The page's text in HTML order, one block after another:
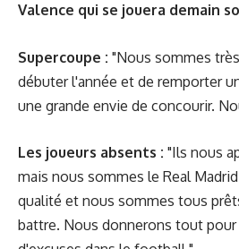
Valence qui se jouera demain
Supercoupe : "Nous sommes
débuter l'année et de remporter
une grande envie de concourir.
Les joueurs absents : "Ils nous
mais nous sommes le Real
qualité et nous sommes tous
battre. Nous donnerons tout pour